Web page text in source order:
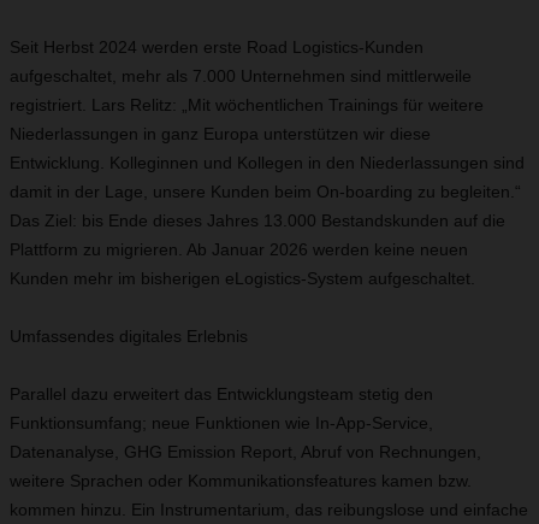
Seit Herbst 2024 werden erste Road Logistics-Kunden
aufgeschaltet, mehr als 7.000 Unternehmen sind mittlerweile
registriert. Lars Relitz: „Mit wöchentlichen Trainings für weitere
Niederlassungen in ganz Europa unterstützen wir diese
Entwicklung. Kolleginnen und Kollegen in den Niederlassungen sind
damit in der Lage, unsere Kunden beim On-boarding zu begleiten.“
Das Ziel: bis Ende dieses Jahres 13.000 Bestandskunden auf die
Plattform zu migrieren. Ab Januar 2026 werden keine neuen
Kunden mehr im bisherigen eLogistics-System aufgeschaltet.
Umfassendes digitales Erlebnis
Parallel dazu erweitert das Entwicklungsteam stetig den
Funktionsumfang; neue Funktionen wie In-App-Service,
Datenanalyse, GHG Emission Report, Abruf von Rechnungen,
weitere Sprachen oder Kommunikationsfeatures kamen bzw.
kommen hinzu. Ein Instrumentarium, das reibungslose und einfache